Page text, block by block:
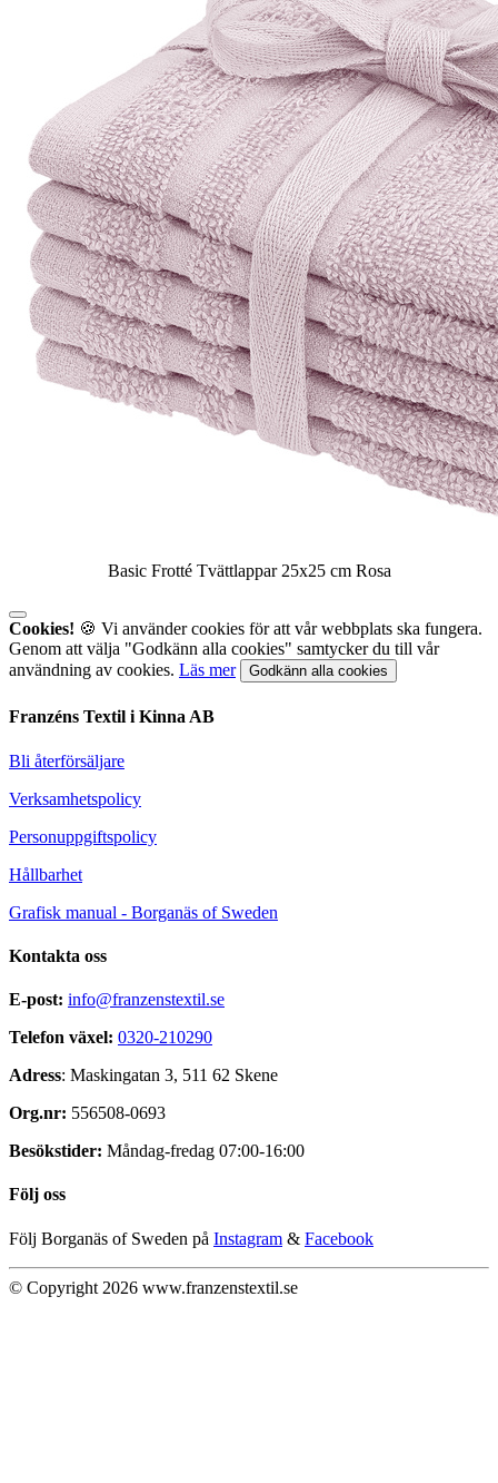
Basic Frotté Tvättlappar 25x25 cm Rosa
Cookies! 🍪 Vi använder cookies för att vår webbplats ska fungera.
Genom att välja "Godkänn alla cookies" samtycker du till vår
användning av cookies. Läs mer Godkänn alla cookies
Franzéns Textil i Kinna AB
Bli återförsäljare
Verksamhetspolicy
Personuppgiftspolicy
Hållbarhet
Grafisk manual - Borganäs of Sweden
Kontakta oss
E-post: info@franzenstextil.se
Telefon växel: 0320-210290
Adress: Maskingatan 3, 511 62 Skene
Org.nr: 556508-0693
Besökstider: Måndag-fredag 07:00-16:00
Följ oss
Följ Borganäs of Sweden på Instagram & Facebook
© Copyright 2026 www.franzenstextil.se